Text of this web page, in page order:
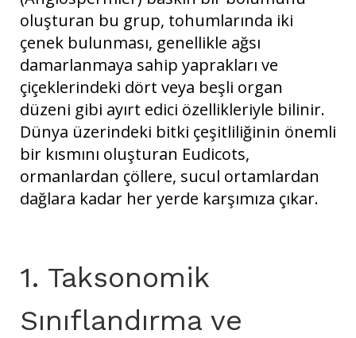
oluşturan bu grup, tohumlarında iki
çenek bulunması, genellikle ağsı
damarlanmaya sahip yaprakları ve
çiçeklerindeki dört veya beşli organ
düzeni gibi ayırt edici özellikleriyle bilinir.
Dünya üzerindeki bitki çeşitliliğinin önemli
bir kısmını oluşturan Eudicots,
ormanlardan çöllere, sucul ortamlardan
dağlara kadar her yerde karşımıza çıkar.
1. Taksonomik
Sınıflandırma ve